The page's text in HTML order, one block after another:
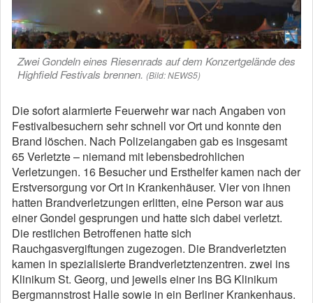
Zwei Gondeln eines Riesenrads auf dem Konzertgelände des
Highfield Festivals brennen. (Bild: NEWS5)
Die sofort alarmierte Feuerwehr war nach Angaben von
Festivalbesuchern sehr schnell vor Ort und konnte den
Brand löschen. Nach Polizeiangaben gab es insgesamt
65 Verletzte – niemand mit lebensbedrohlichen
Verletzungen. 16 Besucher und Ersthelfer kamen nach der
Erstversorgung vor Ort in Krankenhäuser. Vier von ihnen
hatten Brandverletzungen erlitten, eine Person war aus
einer Gondel gesprungen und hatte sich dabei verletzt.
Die restlichen Betroffenen hatte sich
Rauchgasvergiftungen zugezogen. Die Brandverletzten
kamen in spezialisierte Brandverletztenzentren. zwei ins
Klinikum St. Georg, und jeweils einer ins BG Klinikum
Bergmannstrost Halle sowie in ein Berliner Krankenhaus.